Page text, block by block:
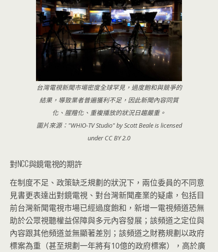
台灣電視新聞市場密度全球罕見，過度飽和與競爭的
結果，導致業者普遍獲利不足，因此新聞內容同質
化、腥羶化、重複播放的狀況日趨嚴重。
圖片來源："WHIO-TV Studio" by Scott Beale is licensed
under CC BY 2.0
對NCC與鏡電視的期許
在制度不足、政策缺乏規劃的狀況下，兩位委員的不同意
見書更表達出對鏡電視、對台灣新聞產業的疑慮，包括目
前台灣新聞電視市場已經過度飽和，新增一電視頻道恐無
助於公眾視聽權益保障與多元內容發展；該頻道之定位與
內容跟其他頻道並無顯著差別；該頻道之財務規劃以政府
標案為重（甚至規劃一年將有10億的政府標案），高於廣